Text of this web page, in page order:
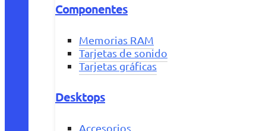
Componentes
Memorias RAM
Tarjetas de sonido
Tarjetas gráficas
Desktops
Accesorios